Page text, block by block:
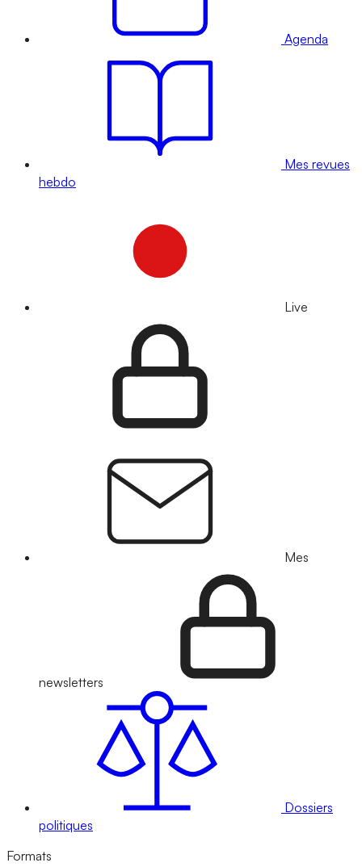
Agenda
Mes revues
hebdo
Live
Mes
newsletters
Dossiers
politiques
Formats